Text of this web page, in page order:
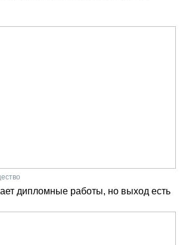
дипломные работы, но выход есть